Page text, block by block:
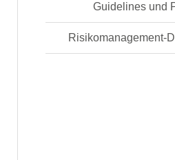
Guidelines und
Risikomanagement-